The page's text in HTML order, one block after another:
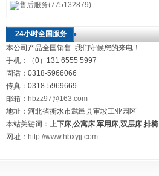
售后服务(775132879)
24小时全国服务
本公司产品全国销售 我们守候您的来电！
手机：（0）131 6555 5997
固话：0318-5966066
传真：0318-5969669
邮箱： hbzz97@163.com
地址：河北省衡水市武邑县审坡工业园区
本站关键词： 上下床,公寓床,军用床,双层床,排椅
网址： http://www.hbxyjj.com